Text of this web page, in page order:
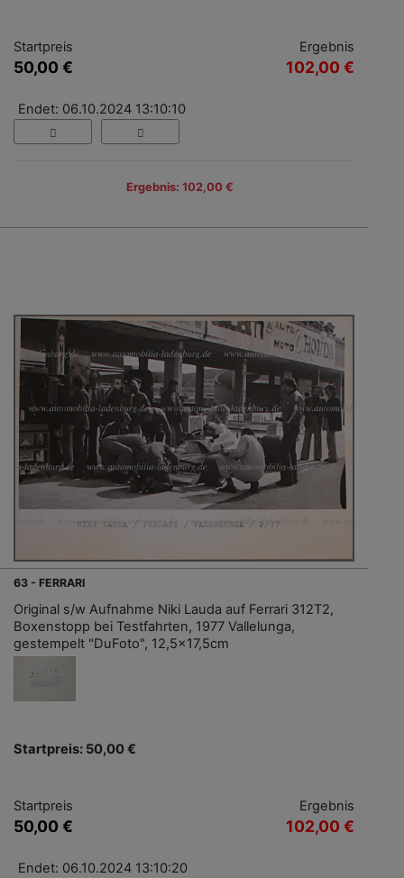
Startpreis
50,00 €
Ergebnis
102,00 €
Endet: 06.10.2024 13:10:10
Ergebnis: 102,00 €
63 - FERRARI
Original s/w Aufnahme Niki Lauda auf Ferrari 312T2,
Boxenstopp bei Testfahrten, 1977 Vallelunga,
gestempelt "DuFoto", 12,5x17,5cm
Startpreis: 50,00 €
Startpreis
50,00 €
Ergebnis
102,00 €
Endet: 06.10.2024 13:10:20